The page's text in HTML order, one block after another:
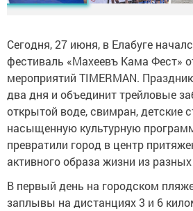
Сегодня, 27 июня, в Елабуге
фестиваль «Махеевъ Кама Фест»
мероприятий TIMERMAN.
два дня и объединит трейловые
открытой воде, свимран, детские
насыщенную культурную
превратили город в центр
активного образа жизни из
В первый день на городском
заплывы на дистанциях 3 и 6